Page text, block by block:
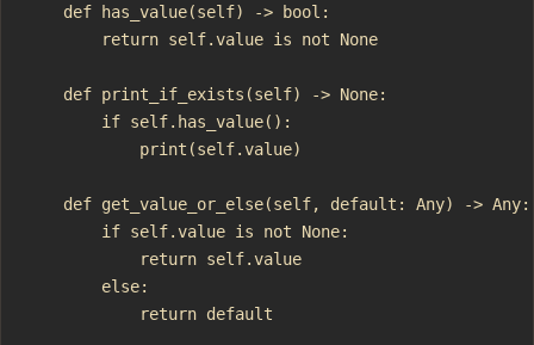
    def has_value(self) -> bool:
        return self.value is not None
    def print_if_exists(self) -> None:
        if self.has_value():
            print(self.value)
    def get_value_or_else(self, default: Any) -> Any:
        if self.value is not None:
            return self.value
        else:
            return default